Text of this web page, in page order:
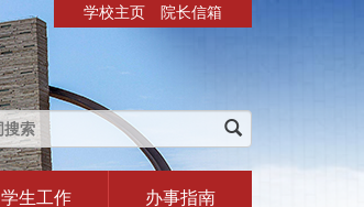
学校主页 院长信箱
学生工作 办事指南